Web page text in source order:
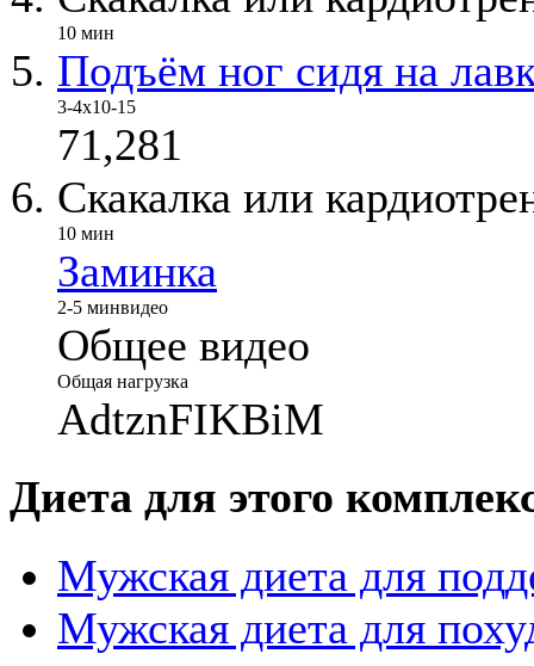
10 мин
Подъём ног сидя на
3-4х10-15
71,281
Скакалка или
10 мин
Заминка
2-5 минвидео
Общее видео
Общая нагрузка
AdtznFIKBiM
Диета для этого
Мужская диета для
Мужская диета для